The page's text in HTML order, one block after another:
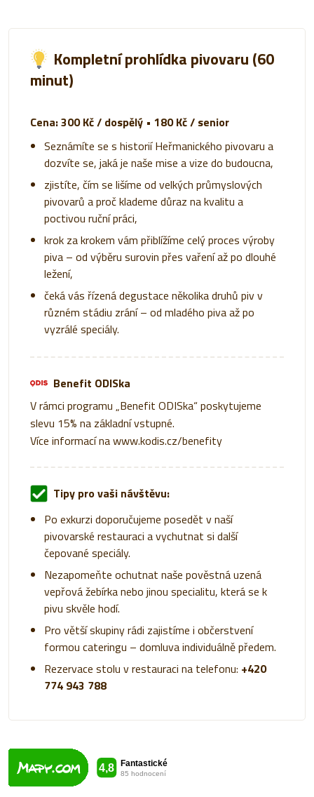
Kompletní prohlídka pivovaru (60
minut)
Cena: 300 Kč / dospělý • 180 Kč / senior
Seznámíte se s historií Heřmanického pivovaru a
dozvíte se, jaká je naše mise a vize do budoucna,
zjistíte, čím se lišíme od velkých průmyslových
pivovarů a proč klademe důraz na kvalitu a
poctivou ruční práci,
krok za krokem vám přiblížíme celý proces výroby
piva – od výběru surovin přes vaření až po dlouhé
ležení,
čeká vás řízená degustace několika druhů piv v
různém stádiu zrání – od mladého piva až po
vyzrálé speciály.
Benefit ODISka
V rámci programu „Benefit ODISka“ poskytujeme
slevu 15% na základní vstupné.
Více informací nawww.kodis.cz/benefity
Tipy pro vaši návštěvu:
Po exkurzi doporučujeme posedět v naší
pivovarské restauraci a vychutnat si další
čepované speciály.
Nezapomeňte ochutnat naše pověstná uzená
vepřová žebírka nebo jinou specialitu, která se k
pivu skvěle hodí.
Pro větší skupiny rádi zajistíme i občerstvení
formou cateringu – domluva individuálně předem.
Rezervace stolu v restauraci na telefonu: +420
774 943 788